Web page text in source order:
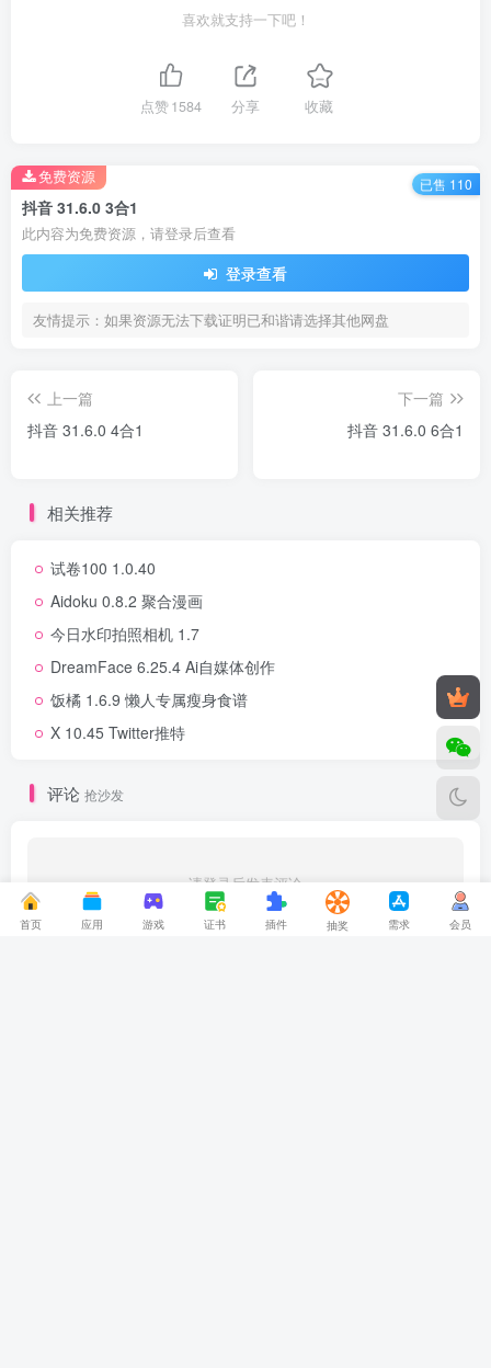
喜欢就支持一下吧！
点赞1584 分享 收藏
抖音 31.6.0 3合1
此内容为免费资源，请登录后查看
登录查看
友情提示：如果资源无法下载证明已和谐请选择其他网盘
免费资源 已售 110
上一篇
抖音 31.6.0 4合1
下一篇
抖音 31.6.0 6合1
相关推荐
试卷100 1.0.40
Aidoku 0.8.2 聚合漫画
今日水印拍照相机 1.7
DreamFace 6.25.4 Ai自媒体创作
饭橘 1.6.9 懒人专属瘦身食谱
X 10.45 Twitter推特
评论 抢沙发
请登录后发表评论
登录 注册
首页 应用 游戏 证书 插件 抽奖 需求 会员